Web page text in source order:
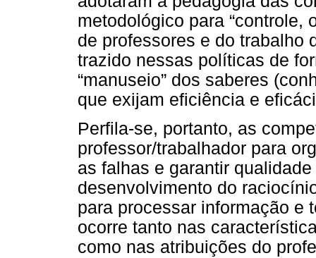
metodológico para “controle,
de professores e do trabalho
trazido nessas políticas de
“manuseio” dos saberes
que exijam eficiência e
Perfila-se, portanto, as
professor/trabalhador para
as falhas e garantir
desenvolvimento do
para processar informação e
ocorre tanto nas
como nas atribuições do